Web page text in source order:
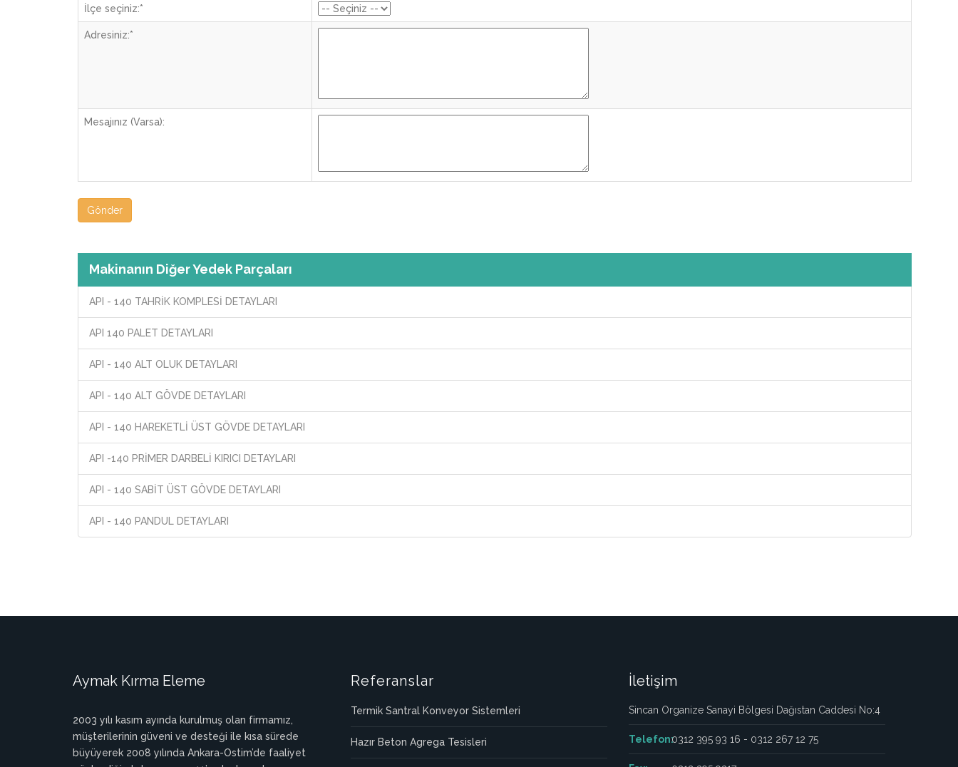
İlçe seçiniz:*
Adresiniz:*
Mesajınız (Varsa):
Gönder
Makinanın Diğer Yedek Parçaları
API - 140 TAHRİK KOMPLESİ DETAYLARI
API 140 PALET DETAYLARI
API - 140 ALT OLUK DETAYLARI
API - 140 ALT GÖVDE DETAYLARI
API - 140 HAREKETLİ ÜST GÖVDE DETAYLARI
API -140 PRİMER DARBELİ KIRICI DETAYLARI
API - 140 SABİT ÜST GÖVDE DETAYLARI
API - 140 PANDUL DETAYLARI
Aymak Kırma Eleme
2003 yılı kasım ayında kurulmuş olan firmamız,
müşterilerinin güveni ve desteği ile kısa sürede
büyüyerek 2008 yılında Ankara-Ostim’de faaliyet
Referanslar
Termik Santral Konveyor Sistemleri
Hazır Beton Agrega Tesisleri
İletişim
Sincan Organize Sanayi Bölgesi Dağıstan Caddesi No:4
Telefon:0312 395 93 16 - 0312 267 12 75